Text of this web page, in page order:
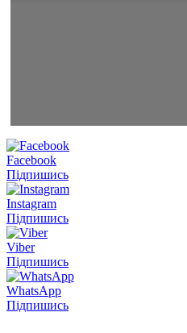
Facebook
Підпишись
Instagram
Підпишись
Viber
Підпишись
WhatsApp
Підпишись